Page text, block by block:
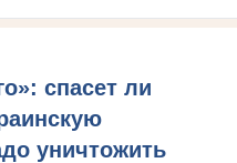
спасет ли
уничтожить